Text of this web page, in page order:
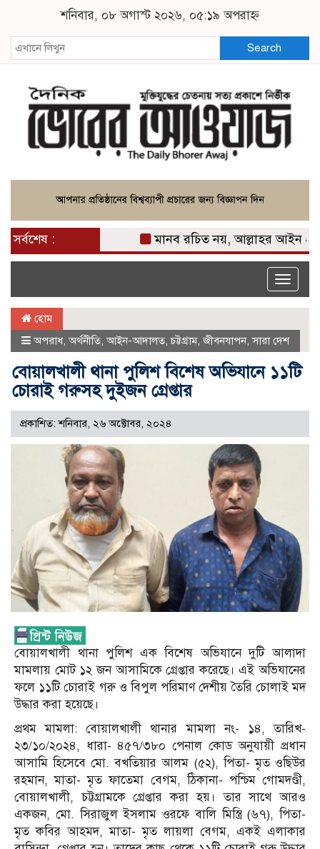
শনিবার, ০৮ অগাস্ট ২০২৬, ০৫:১৯ অপরাহ্ন
Search
সর্বশেষ : মানব রচিত নয়, আল্লাহর আইন
Toggle
হোম
অপরাধ, অর্থনীতি, আইন-আদালত,চট্টগ্রাম,জীবনযাপন,সারা দেশ
বোয়ালখালী থানা পুলিশ বিশেষ অভিযানে ১১টি
চোরাই গরুসহ দুইজন গ্রেপ্তার
প্রকাশিত: শনিবার, ২৬ অক্টোবর, ২০২৪
বোয়ালখালী থানা পুলিশ এক বিশেষ অভিযানে দুটি আলাদা
মামলায় মোট ১২ জন আসামিকে গ্রেপ্তার করেছে। এই অভিযানের
ফলে ১১টি চোরাই গরু ও বিপুল পরিমাণ দেশীয় তৈরি চোলাই মদ
উদ্ধার করা হয়েছে।
প্রথম মামলা: বোয়ালখালী থানার মামলা নং- ১৪, তারিখ-
২৩/১০/২০২৪, ধারা- ৪৫৭/৩৮০ পেনাল কোড অনুযায়ী প্রধান
আসামি হিসেবে মো. বখতিয়ার আলম (৫২), পিতা- মৃত ওছিউর
রহমান, মাতা- মৃত ফাতেমা বেগম, ঠিকানা- পশ্চিম গোমদণ্ডী,
বোয়ালখালী, চট্টগ্রামকে গ্রেপ্তার করা হয়। তার সাথে আরও
একজন, মো. সিরাজুল ইসলাম ওরফে বালি মিস্ত্রি (৬৭), পিতা-
মৃত কবির আহমদ, মাতা- মৃত লায়লা বেগম, একই এলাকার